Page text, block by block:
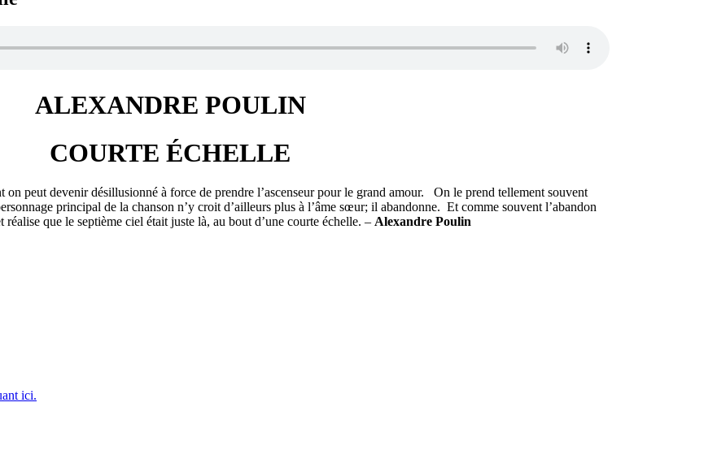
ALEXANDRE POULIN
COURTE ÉCHELLE
on peut devenir désillusionné à force de prendre l’ascenseur pour le grand amour. On le prend tellement souvent
principal de la chanson n’y croit d’ailleurs plus à l’âme sœur; il abandonne. Et comme souvent l’abandon
que le septième ciel était juste là, au bout d’une courte échelle. – Alexandre Poulin
ici.